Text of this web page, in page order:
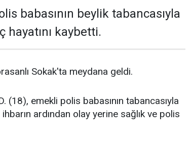
babasının beylik tabancasıyla
hayatını kaybetti.
Sokak'ta meydana geldi.
(18), emekli polis babasının tabancasıyla
ardından olay yerine sağlık ve polis